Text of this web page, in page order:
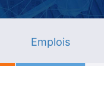
Emplois